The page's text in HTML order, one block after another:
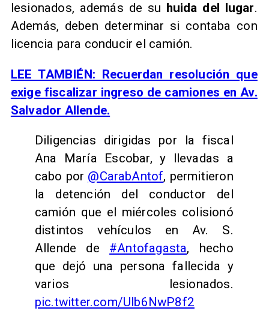
lesionados, además de su huida del lugar.
Además, deben determinar si contaba con
licencia para conducir el camión.
LEE TAMBIÉN: Recuerdan resolución que
exige fiscalizar ingreso de camiones en Av.
Salvador Allende.
Diligencias dirigidas por la fiscal
Ana María Escobar, y llevadas a
cabo por @CarabAntof, permitieron
la detención del conductor del
camión que el miércoles colisionó
distintos vehículos en Av. S.
Allende de #Antofagasta, hecho
que dejó una persona fallecida y
varios lesionados.
pic.twitter.com/Ulb6NwP8f2